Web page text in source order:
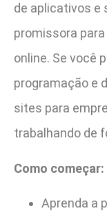
de aplicativos e
promissora
online. Se você
programação e
sites para
trabalhando de
Como começar:
Aprenda a